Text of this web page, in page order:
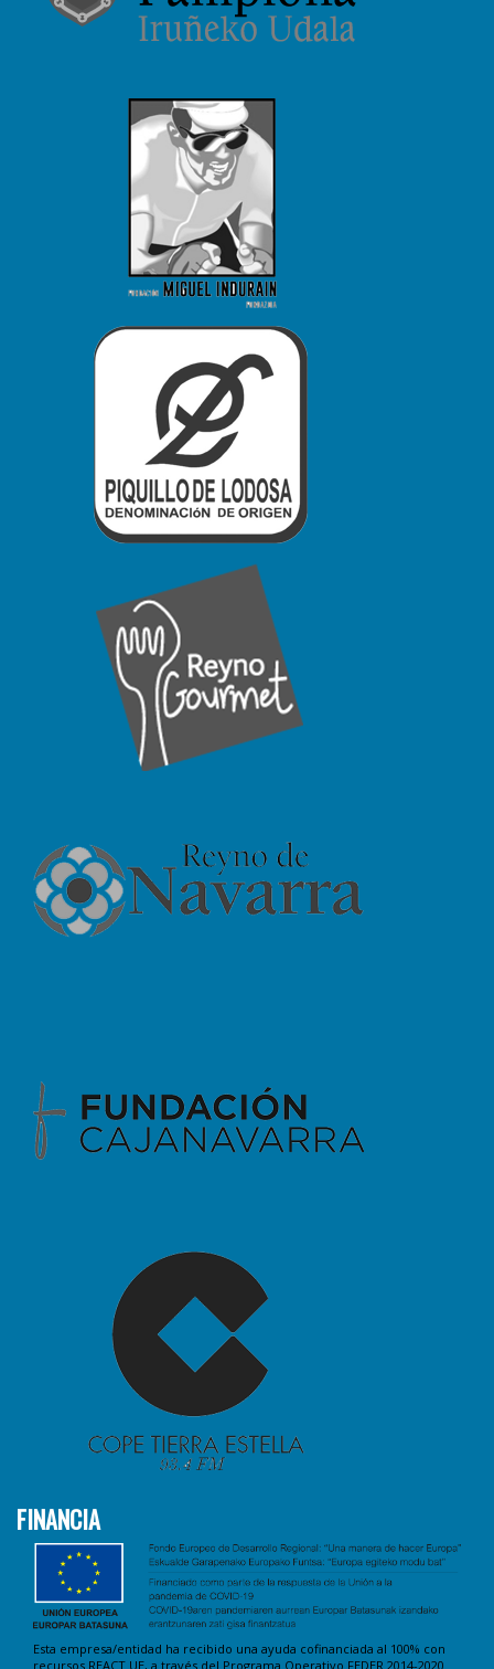
FINANCIA
Esta empresa/entidad ha recibido una ayuda cofinanciada al 100% con
recursos REACT UE, a través del Programa Operativo FEDER 2014-2020